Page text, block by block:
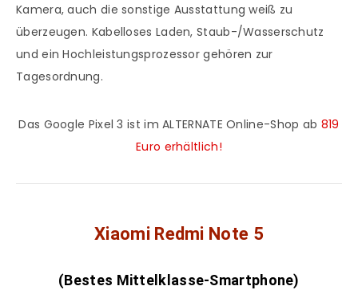
Kamera, auch die sonstige Ausstattung weiß zu
überzeugen. Kabelloses Laden, Staub-/Wasserschutz
und ein Hochleistungsprozessor gehören zur
Tagesordnung.
Das Google Pixel 3 ist im ALTERNATE Online-Shop ab 819
Euro erhältlich!
Xiaomi Redmi Note 5
(Bestes Mittelklasse-Smartphone)